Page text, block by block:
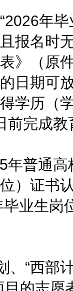
年毕
报名时
表》（原
日期可
学历（
前完成
普通高
）证书
业生岗
“西部计